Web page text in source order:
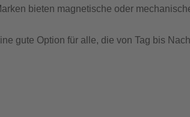
bieten magnetische oder
gute Option für alle, die von Tag bis